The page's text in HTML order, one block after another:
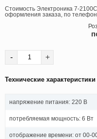
Стоимость Электроника 7-
оформления заказа, по
- +
Технические
напряжение питания: 220 В
потребляемая мощность: 6 Вт
отображение времени: от 00-